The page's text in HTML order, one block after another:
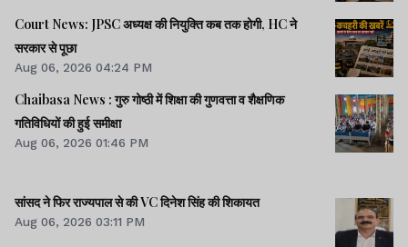
Court News: JPSC अध्यक्ष की नियुक्ति कब तक होगी, HC ने
सरकार से पूछा
Aug 06, 2026 04:24 PM
Chaibasa News : गुरु गोष्ठी में शिक्षा की गुणवत्ता व शैक्षणिक
गतिविधियों की हुई समीक्षा
Aug 06, 2026 01:46 PM
सांसद ने फिर राज्यपाल से की VC दिनेश सिंह की शिकायत
Aug 06, 2026 03:11 PM